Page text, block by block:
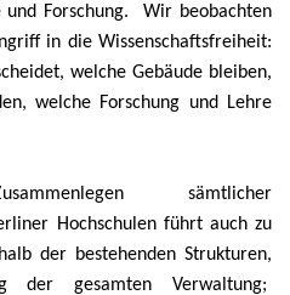
Forschung. Wir beobachten
in die Wissenschaftsfreiheit:
welche Gebäude bleiben,
welche Forschung und Lehre
sämtlicher
Hochschulen führt auch zu
der bestehenden Strukturen,
der gesamten Verwaltung;